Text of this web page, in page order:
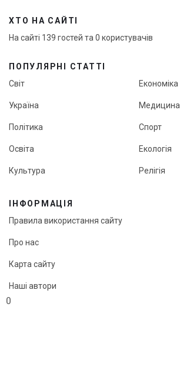
0
ХТО НА САЙТІ
На сайті 139 гостей та 0 користувачів
ПОПУЛЯРНІ СТАТТІ
Світ
Україна
Політика
Освіта
Культура
Економіка
Медицина
Спорт
Екологія
Релігія
ІНФОРМАЦІЯ
Правила використання сайту
Про нас
Карта сайту
Наші автори